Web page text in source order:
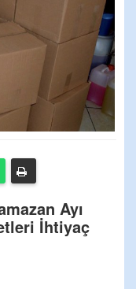
Ayı
İhtiyaç